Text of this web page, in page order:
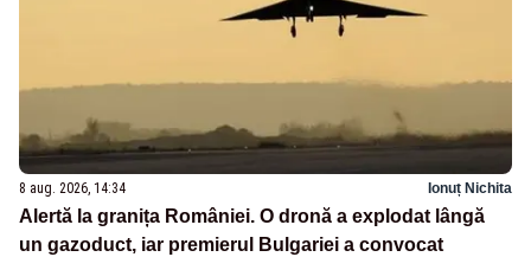
8 aug. 2026, 14:34 Ionuț Nichita
Alertă la granița României. O dronă a explodat lângă
un gazoduct, iar premierul Bulgariei a convocat